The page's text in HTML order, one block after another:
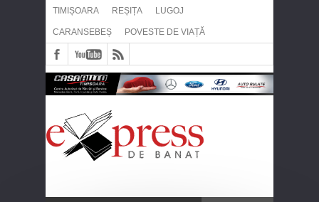
TIMIȘOARA REȘIȚA LUGOJ
CARANSEBEȘ POVESTE DE VIAȚĂ